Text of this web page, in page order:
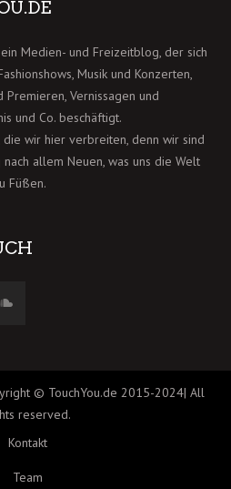
ein Medien- und Freizeitblog, der sich
Musik und Konzerten,
Premieren, Vernissagen und
und Co. beschäftigt.
wir hier verbreiten, denn wir sind
allem Neuen, was uns die Welt
Füßen.
© TouchYou.de 2015-2024| All
reserved.
Kontakt
Team